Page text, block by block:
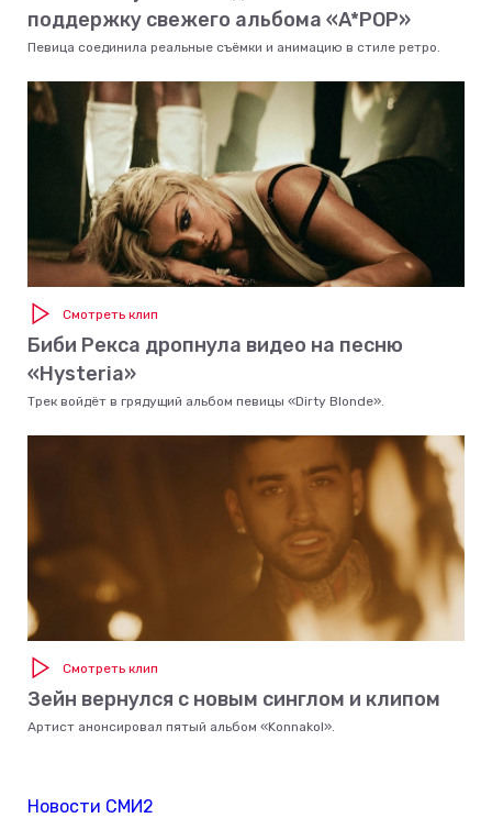
поддержку свежего альбома «A*POP»
Певица соединила реальные съёмки и анимацию в стиле ретро.
Смотреть клип
Биби Рекса дропнула видео на песню
«Hysteria»
Трек войдёт в грядущий альбом певицы «Dirty Blonde».
Смотреть клип
Зейн вернулся с новым синглом и клипом
Артист анонсировал пятый альбом «Konnakol».
Новости СМИ2